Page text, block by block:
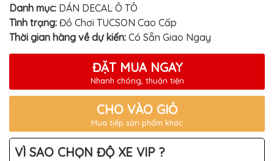
PORSCHE
LEXUS
MG
MINI
VINFAST
Danh mục: DÁN DECAL Ô TÔ
Tình trạng: Đồ Chơi TUCSON Cao Cấp
Thời gian hàng về dự kiến: Có Sẵn Giao Ngay
ĐẶT MUA NGAY
Nhanh chóng, thuận tiện
CHO VÀO GIỎ
Mua tiếp sản phẩm khác
VÌ SAO CHỌN ĐỘ XE VIP ?